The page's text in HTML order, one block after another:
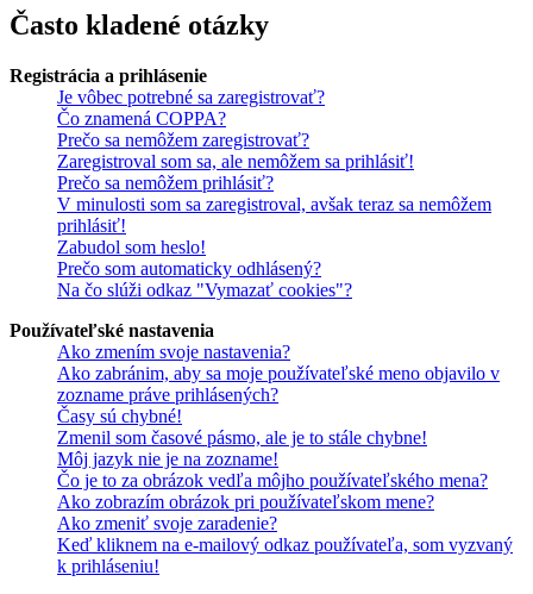
Často kladené otázky
Registrácia a prihlásenie
Je vôbec potrebné sa zaregistrovať?
Čo znamená COPPA?
Prečo sa nemôžem zaregistrovať?
Zaregistroval som sa, ale nemôžem sa prihlásiť!
Prečo sa nemôžem prihlásiť?
V minulosti som sa zaregistroval, avšak teraz sa nemôžem
prihlásiť!
Zabudol som heslo!
Prečo som automaticky odhlásený?
Na čo slúži odkaz "Vymazať cookies"?
Používateľské nastavenia
Ako zmením svoje nastavenia?
Ako zabránim, aby sa moje používateľské meno objavilo v
zozname práve prihlásených?
Časy sú chybné!
Zmenil som časové pásmo, ale je to stále chybne!
Môj jazyk nie je na zozname!
Čo je to za obrázok vedľa môjho používateľského mena?
Ako zobrazím obrázok pri používateľskom mene?
Ako zmeniť svoje zaradenie?
Keď kliknem na e-mailový odkaz používateľa, som vyzvaný
k prihláseniu!